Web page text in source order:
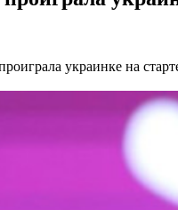
украинке на